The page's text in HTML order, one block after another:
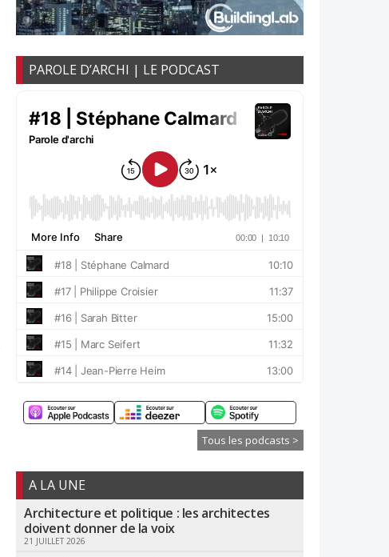
PAROLE D’ARCHI | LE PODCAST
Tous les podcasts >
A LA UNE
Architecture et politique : les architectes
doivent donner de la voix
21 JUILLET 2026